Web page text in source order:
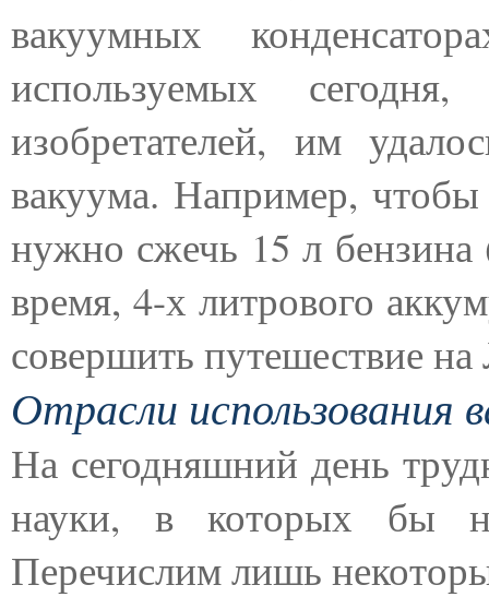
вакуумных
используемых
изобретателей, им
вакуума. Например, чтобы
нужно сжечь 15 л
время, 4-х литрового
совершить путешествие
Отрасли использования
На сегодняшний день
науки, в которых бы
Перечислим лишь